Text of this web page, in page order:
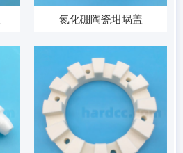
氮化硼陶瓷坩埚盖